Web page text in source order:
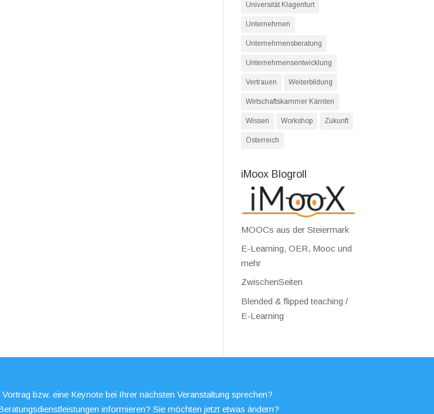
Universität Klagenfurt
Unternehmen
Unternehmensberatung
Unternehmensentwicklung
Vertrauen Weiterbildung
Wirtschaftskammer Kärnten
Wissen Workshop Zukunft
Österreich
iMoox Blogroll
MOOCs aus der Steiermark
E-Learning, OER, Mooc und
mehr
ZwischenSeiten
Blended & flipped teaching /
E-Learning
bzw. eine Keynote bei Ihrer nächsten Veranstaltung sprechen?
informieren? Sie möchten jetzt etwas ändern?